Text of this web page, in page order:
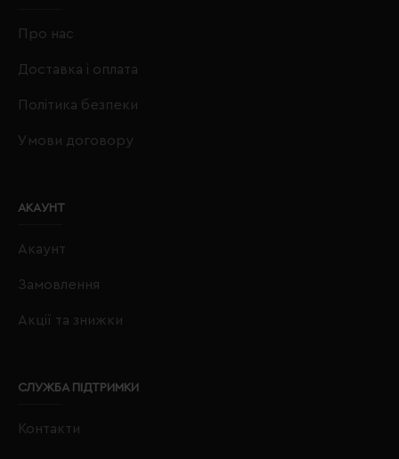
Про нас
Доставка і оплата
Політика безпеки
Умови договору
АКАУНТ
Акаунт
Замовлення
Акції та знижки
СЛУЖБА ПІДТРИМКИ
Контакти